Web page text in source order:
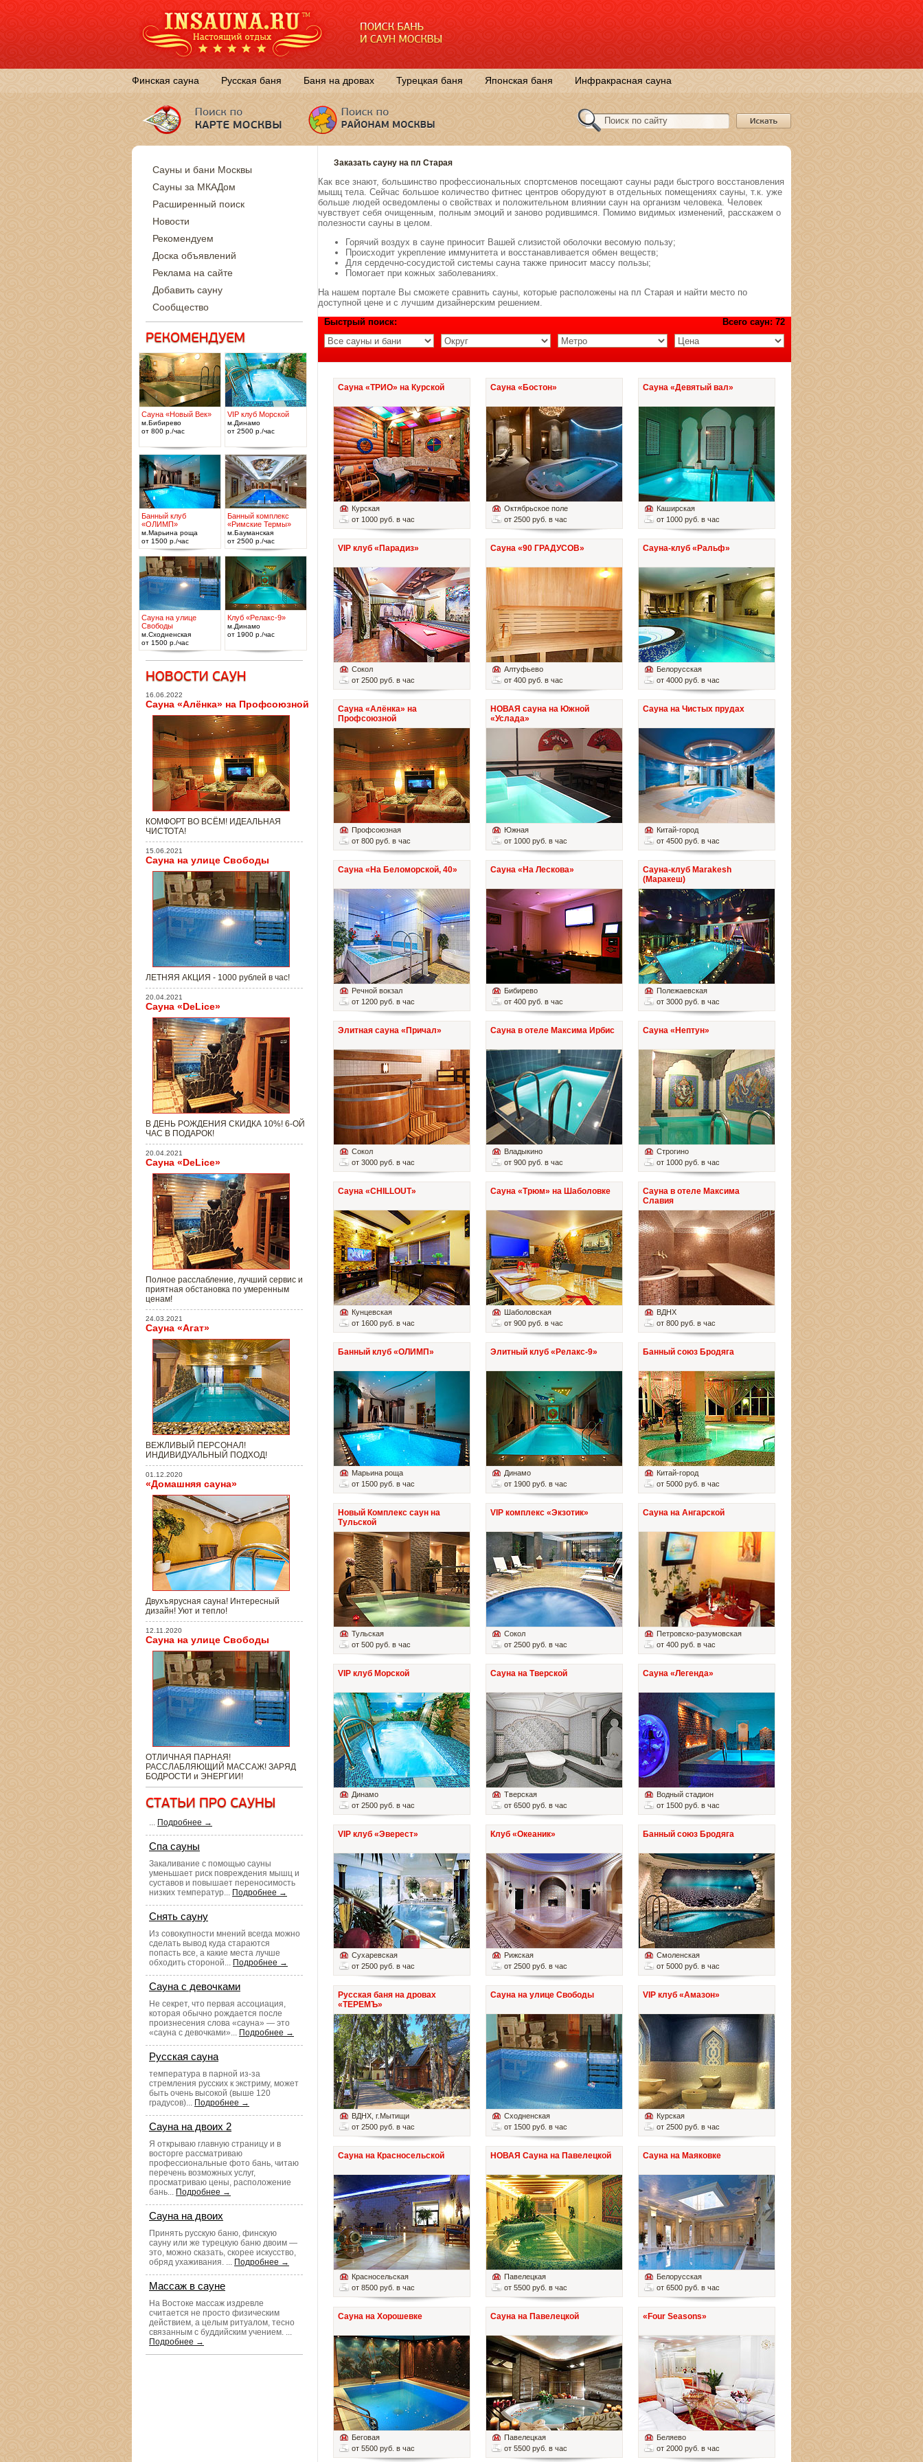
Финская сауна Русская баня Баня на дровах Турецкая баня Японская баня Инфракрасная сауна
Заказать сауну на пл Старая
Как все знают, большинство профессиональных спортсменов посещают сауны ради быстрого восстановления
мышц тела. Сейчас большое количество фитнес центров оборудуют в отдельных помещениях сауны, т.к. уже
больше людей осведомлены о свойствах и положительном влиянии саун на организм человека. Человек
чувствует себя очищенным, полным эмоций и заново родившимся. Помимо видимых изменений, расскажем о
полезности сауны в целом.
Горячий воздух в сауне приносит Вашей слизистой оболочки весомую пользу;
Происходит укрепление иммунитета и восстанавливается обмен веществ;
Для сердечно-сосудистой системы сауна также приносит массу пользы;
Помогает при кожных заболеваниях.
На нашем портале Вы сможете сравнить сауны, которые расположены на пл Старая и найти место по
доступной цене и с лучшим дизайнерским решением.
Всего саун: 72
Быстрый поиск:
Сауна «ТРИО» на Курской
Курская
от 1000 руб. в час
Сауна «Бостон»
Октябрьское поле
от 2500 руб. в час
Сауна «Девятый вал»
Каширская
от 1000 руб. в час
VIP клуб «Парадиз»
Сокол
от 2500 руб. в час
Сауна «90 ГРАДУСОВ»
Алтуфьево
от 400 руб. в час
Сауна-клуб «Ральф»
Белорусская
от 4000 руб. в час
Сауна «Алёнка» на
Профсоюзной
Профсоюзная
от 800 руб. в час
НОВАЯ сауна на Южной
«Услада»
Южная
от 1000 руб. в час
Сауна на Чистых прудах
Китай-город
от 4500 руб. в час
Сауна «На Беломорской, 40»
Речной вокзал
от 1200 руб. в час
Сауна «На Лескова»
Бибирево
от 400 руб. в час
Сауна-клуб Marakesh
(Маракеш)
Полежаевская
от 3000 руб. в час
Элитная сауна «Причал»
Сокол
от 3000 руб. в час
Сауна в отеле Максима Ирбис
Владыкино
от 900 руб. в час
Сауна «Нептун»
Строгино
от 1000 руб. в час
Сауна «CHILLOUT»
Кунцевская
от 1600 руб. в час
Сауна «Трюм» на Шаболовке
Шаболовская
от 900 руб. в час
Сауна в отеле Максима
Славия
ВДНХ
от 800 руб. в час
Банный клуб «ОЛИМП»
Марьина роща
от 1500 руб. в час
Элитный клуб «Релакс-9»
Динамо
от 1900 руб. в час
Банный союз Бродяга
Китай-город
от 5000 руб. в час
Новый Комплекс саун на
Тульской
Тульская
от 500 руб. в час
VIP комплекс «Экзотик»
Сокол
от 2500 руб. в час
Сауна на Ангарской
Петровско-разумовская
от 400 руб. в час
VIP клуб Морской
Динамо
от 2500 руб. в час
Сауна на Тверской
Тверская
от 6500 руб. в час
Сауна «Легенда»
Водный стадион
от 1500 руб. в час
VIP клуб «Эверест»
Сухаревская
от 2500 руб. в час
Клуб «Океаник»
Рижская
от 2500 руб. в час
Банный союз Бродяга
Смоленская
от 5000 руб. в час
Русская баня на дровах
«ТЕРЕМЪ»
ВДНХ , г.Мытищи
от 2500 руб. в час
Сауна на улице Свободы
Сходненская
от 1500 руб. в час
VIP клуб «Амазон»
Курская
от 2500 руб. в час
Сауна на Красносельской
Красносельская
от 8500 руб. в час
НОВАЯ Сауна на Павелецкой
Павелецкая
от 5500 руб. в час
Сауна на Маяковке
Белорусская
от 6500 руб. в час
Сауна на Хорошевке
Беговая
от 5500 руб. в час
Сауна на Павелецкой
Павелецкая
от 5500 руб. в час
«Four Seasons»
Беляево
от 2000 руб. в час
Сауны и бани Москвы
Сауны за МКАДом
Расширенный поиск
Новости
Рекомендуем
Доска объявлений
Реклама на сайте
Добавить сауну
Сообщество
Сауна «Новый Век»
м.Бибирево
от 800 р./час
VIP клуб Морской
м.Динамо
от 2500 р./час
Банный клуб
«ОЛИМП»
м.Марьина роща
от 1500 р./час
Банный комплекс
«Римские Термы»
м.Бауманская
от 2500 р./час
Сауна на улице
Свободы
м.Сходненская
от 1500 р./час
Клуб «Релакс-9»
м.Динамо
от 1900 р./час
16.06.2022
Сауна «Алёнка» на Профсоюзной
КОМФОРТ ВО ВСЁМ! ИДЕАЛЬНАЯ
ЧИСТОТА!
15.06.2021
Сауна на улице Свободы
ЛЕТНЯЯ АКЦИЯ - 1000 рублей в час!
20.04.2021
Сауна «DeLice»
В ДЕНЬ РОЖДЕНИЯ СКИДКА 10%! 6-ОЙ
ЧАС В ПОДАРОК!
20.04.2021
Сауна «DeLice»
Полное расслабление, лучший сервис и
приятная обстановка по умеренным
ценам!
24.03.2021
Сауна «Агат»
ВЕЖЛИВЫЙ ПЕРСОНАЛ!
ИНДИВИДУАЛЬНЫЙ ПОДХОД!
01.12.2020
«Домашняя сауна»
Двухъярусная сауна! Интересный
дизайн! Уют и тепло!
12.11.2020
Сауна на улице Свободы
ОТЛИЧНАЯ ПАРНАЯ!
РАССЛАБЛЯЮЩИЙ МАССАЖ! ЗАРЯД
БОДРОСТИ и ЭНЕРГИИ!
... Подробнее →
Спа сауны
Закаливание с помощью сауны
уменьшает риск повреждения мышц и
суставов и повышает переносимость
низких температур... Подробнее →
Снять сауну
Из совокупности мнений всегда можно
сделать вывод куда стараются
попасть все, а какие места лучше
обходить стороной... Подробнее →
Сауна с девочками
Не секрет, что первая ассоциация,
которая обычно рождается после
произнесения слова «сауна» — это
«сауна с девочками»... Подробнее →
Русская сауна
температура в парной из-за
стремления русских к экстриму, может
быть очень высокой (выше 120
градусов)... Подробнее →
Сауна на двоих 2
Я открываю главную страницу и в
восторге рассматриваю
профессиональные фото бань, читаю
перечень возможных услуг,
просматриваю цены, расположение
бань... Подробнее →
Сауна на двоих
Принять русскую баню, финскую
сауну или же турецкую баню двоим —
это, можно сказать, скорее искусство,
обряд ухаживания. ... Подробнее →
Массаж в сауне
На Востоке массаж издревле
считается не просто физическим
действием, а целым ритуалом, тесно
связанным с буддийским учением. ...
Подробнее →